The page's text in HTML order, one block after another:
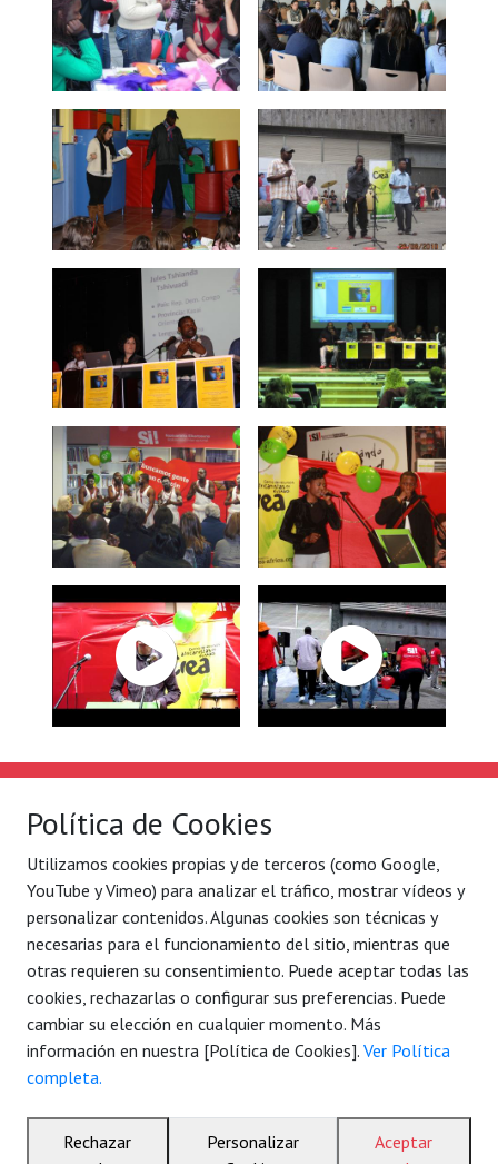
Quiénes somos
Con quién
Contacto
Por ejes de acción
Blog
Agenda
Legal
Aviso legal
Política de privacidad
C/ Conde Mirasol 7 bajo.
48003 Bilbao - Bizkaia
Tel. 944 792 258
(34) 7177 884 061 006
© 2026 Solidaridad Internacional – Nazioarteko Elkartasuna
Política de Cookies
Utilizamos cookies propias y de terceros (como Google,
YouTube y Vimeo) para analizar el tráfico, mostrar vídeos y
personalizar contenidos. Algunas cookies son técnicas y
necesarias para el funcionamiento del sitio, mientras que
otras requieren su consentimiento. Puede aceptar todas las
cookies, rechazarlas o configurar sus preferencias. Puede
cambiar su elección en cualquier momento. Más
información en nuestra [Política de Cookies]. Ver Política
completa.
Rechazar
Personalizar
Aceptar